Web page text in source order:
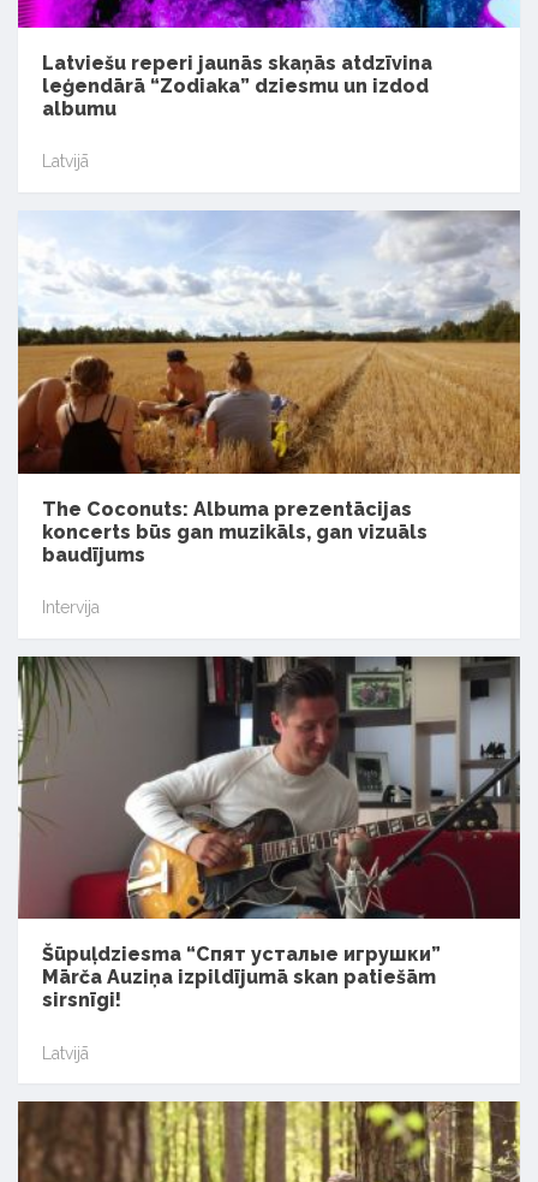
Latviešu reperi jaunās skaņās atdzīvina
leģendārā “Zodiaka” dziesmu un izdod
albumu
Latvijā
The Coconuts: Albuma prezentācijas
koncerts būs gan muzikāls, gan vizuāls
baudījums
Intervija
Šūpuļdziesma “Спят усталые игрушки”
Mārča Auziņa izpildījumā skan patiešām
sirsnīgi!
Latvijā